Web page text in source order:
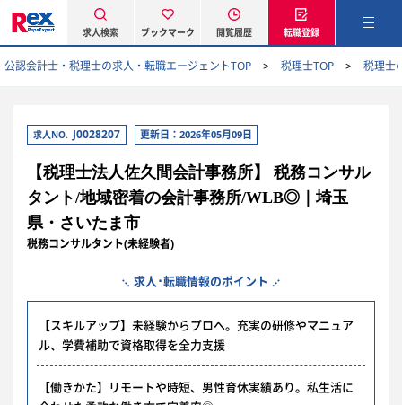
求人検索 ブックマーク 閲覧履歴 転職登録
公認会計士・税理士の求人・転職エージェントTOP 税理士TOP 税理士
求人NO. J0028207 更新日：2026年05月09日
【税理士法人佐久間会計事務所】 税務コンサル
タント/地域密着の会計事務所/WLB◎｜埼玉
県・さいたま市
税務コンサルタント(未経験者)
求人･転職情報のポイント
【スキルアップ】未経験からプロへ。充実の研修やマニュア
ル、学費補助で資格取得を全力支援
【働きかた】リモートや時短、男性育休実績あり。私生活に